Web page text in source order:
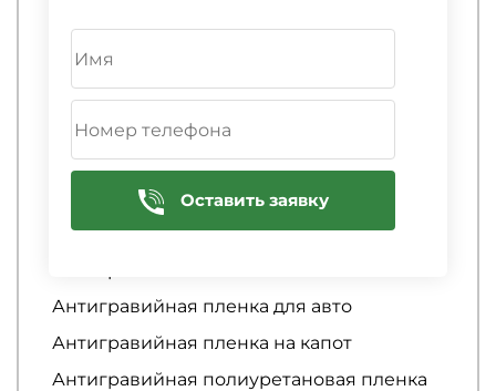
автомобиля
Антигравийная защита порогов
автомобиля
Антигравийная оклейка
Антигравийная оклейка арок
Антигравийная пленка
Антигравийная пленка для авто
Антигравийная пленка на капот
Антигравийная полиуретановая пленка
Оставить заявку